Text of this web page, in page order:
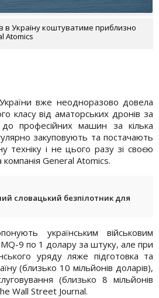
в Україну коштуватиме приблизно
Atomics
вже неодноразово довела
класу від аматорських дронів за
професійних машин за кілька
закуповують та постачають
техніку і не цього разу зі своєю
General Atomics.
словацький безпілотник для
українським військовим
9 по 1 долару за штуку, але при
уряду ляже підготовка та
(близько 10 мільйонів доларів),
(близько 8 мільйонів
Wall Street Journal.